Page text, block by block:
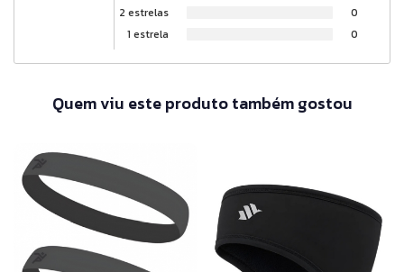
2 estrelas
0
1 estrela
0
Quem viu este produto também gostou